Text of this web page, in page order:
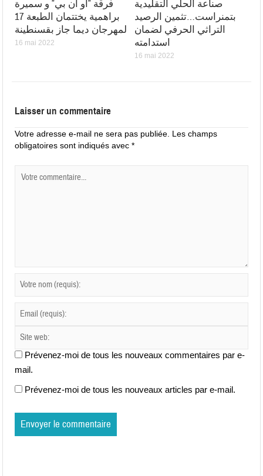
فرقة ”أو أن بي” و سميرة
براهمية يختتمان الطبعة 17
لمهرجان ديما جاز بقسنطينة
16 mai 2022
صناعة الحلي التقليدية
بتمنراست…تثمين الرصيد
التراثي الحرفي لضمان
استدامته
16 mai 2022
Laisser un commentaire
Votre adresse e-mail ne sera pas publiée. Les champs
obligatoires sont indiqués avec*
Prévenez-moi de tous les nouveaux commentaires par e-
mail.
Prévenez-moi de tous les nouveaux articles par e-mail.